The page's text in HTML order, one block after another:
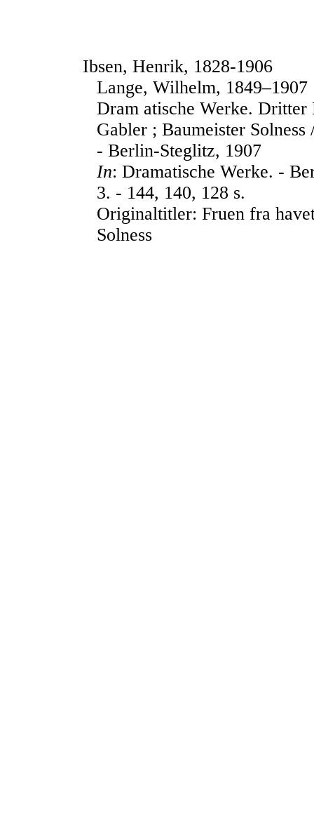
Ibsen, Henrik, 1828-1906
Lange, Wilhelm, 1849–1907
Dram atische Werke.
Gabler ; Baumeister
- Berlin-Steglitz, 1907
In: Dramatische Werke. -
3. - 144, 140, 128 s.
Originaltitler: Fruen fra
Solness